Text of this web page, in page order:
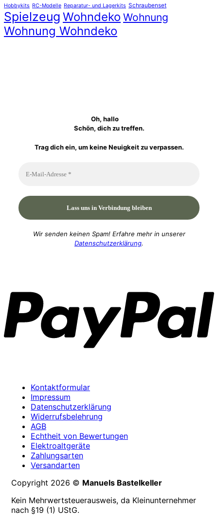
Hobbykits RC-Modelle Reparatur- und Lagerkits Schraubenset
Spielzeug Wohndeko Wohnung
Wohnung Wohndeko
Oh, hallo
Schön, dich zu treffen.
Trag dich ein, um keine Neuigkeit zu verpassen.
Wir senden keinen Spam! Erfahre mehr in unserer
Datenschutzerklärung.
Kontaktformular
Impressum
Datenschutzerklärung
Widerrufsbelehrung
AGB
Echtheit von Bewertungen
Elektroaltgeräte
Zahlungsarten
Versandarten
Copyright 2026 © Manuels Bastelkeller
Kein Mehrwertsteuerausweis, da Kleinunternehmer
nach §19 (1) UStG.